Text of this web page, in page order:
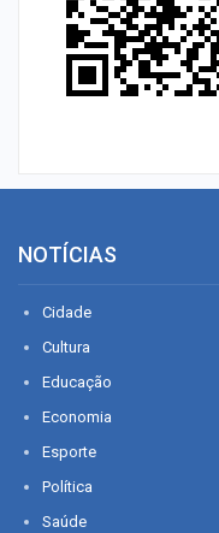
NOTÍCIAS
Cidade
Cultura
Educação
Economia
Esporte
Política
Saúde